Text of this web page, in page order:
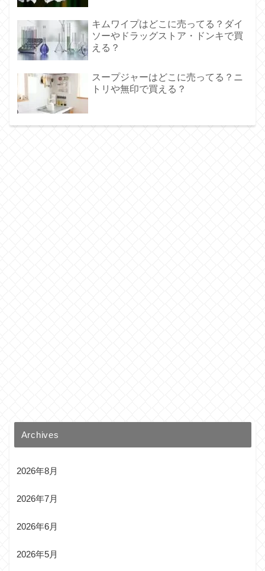
キムワイプはどこに売ってる？ダイ
ソーやドラッグストア・ドンキで買
える？
スープジャーはどこに売ってる？ニ
トリや無印で買える？
Archives
2026年8月
2026年7月
2026年6月
2026年5月